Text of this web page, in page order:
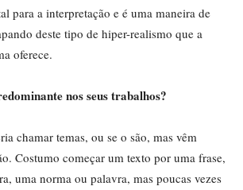
para a interpretação e é uma maneira de
deste tipo de hiper-realismo que a
oferece.
nos seus trabalhos?
chamar temas, ou se o são, mas vêm
Costumo começar um texto por uma frase,
uma norma ou palavra, mas poucas vezes